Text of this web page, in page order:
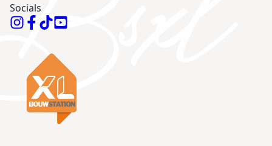
Socials